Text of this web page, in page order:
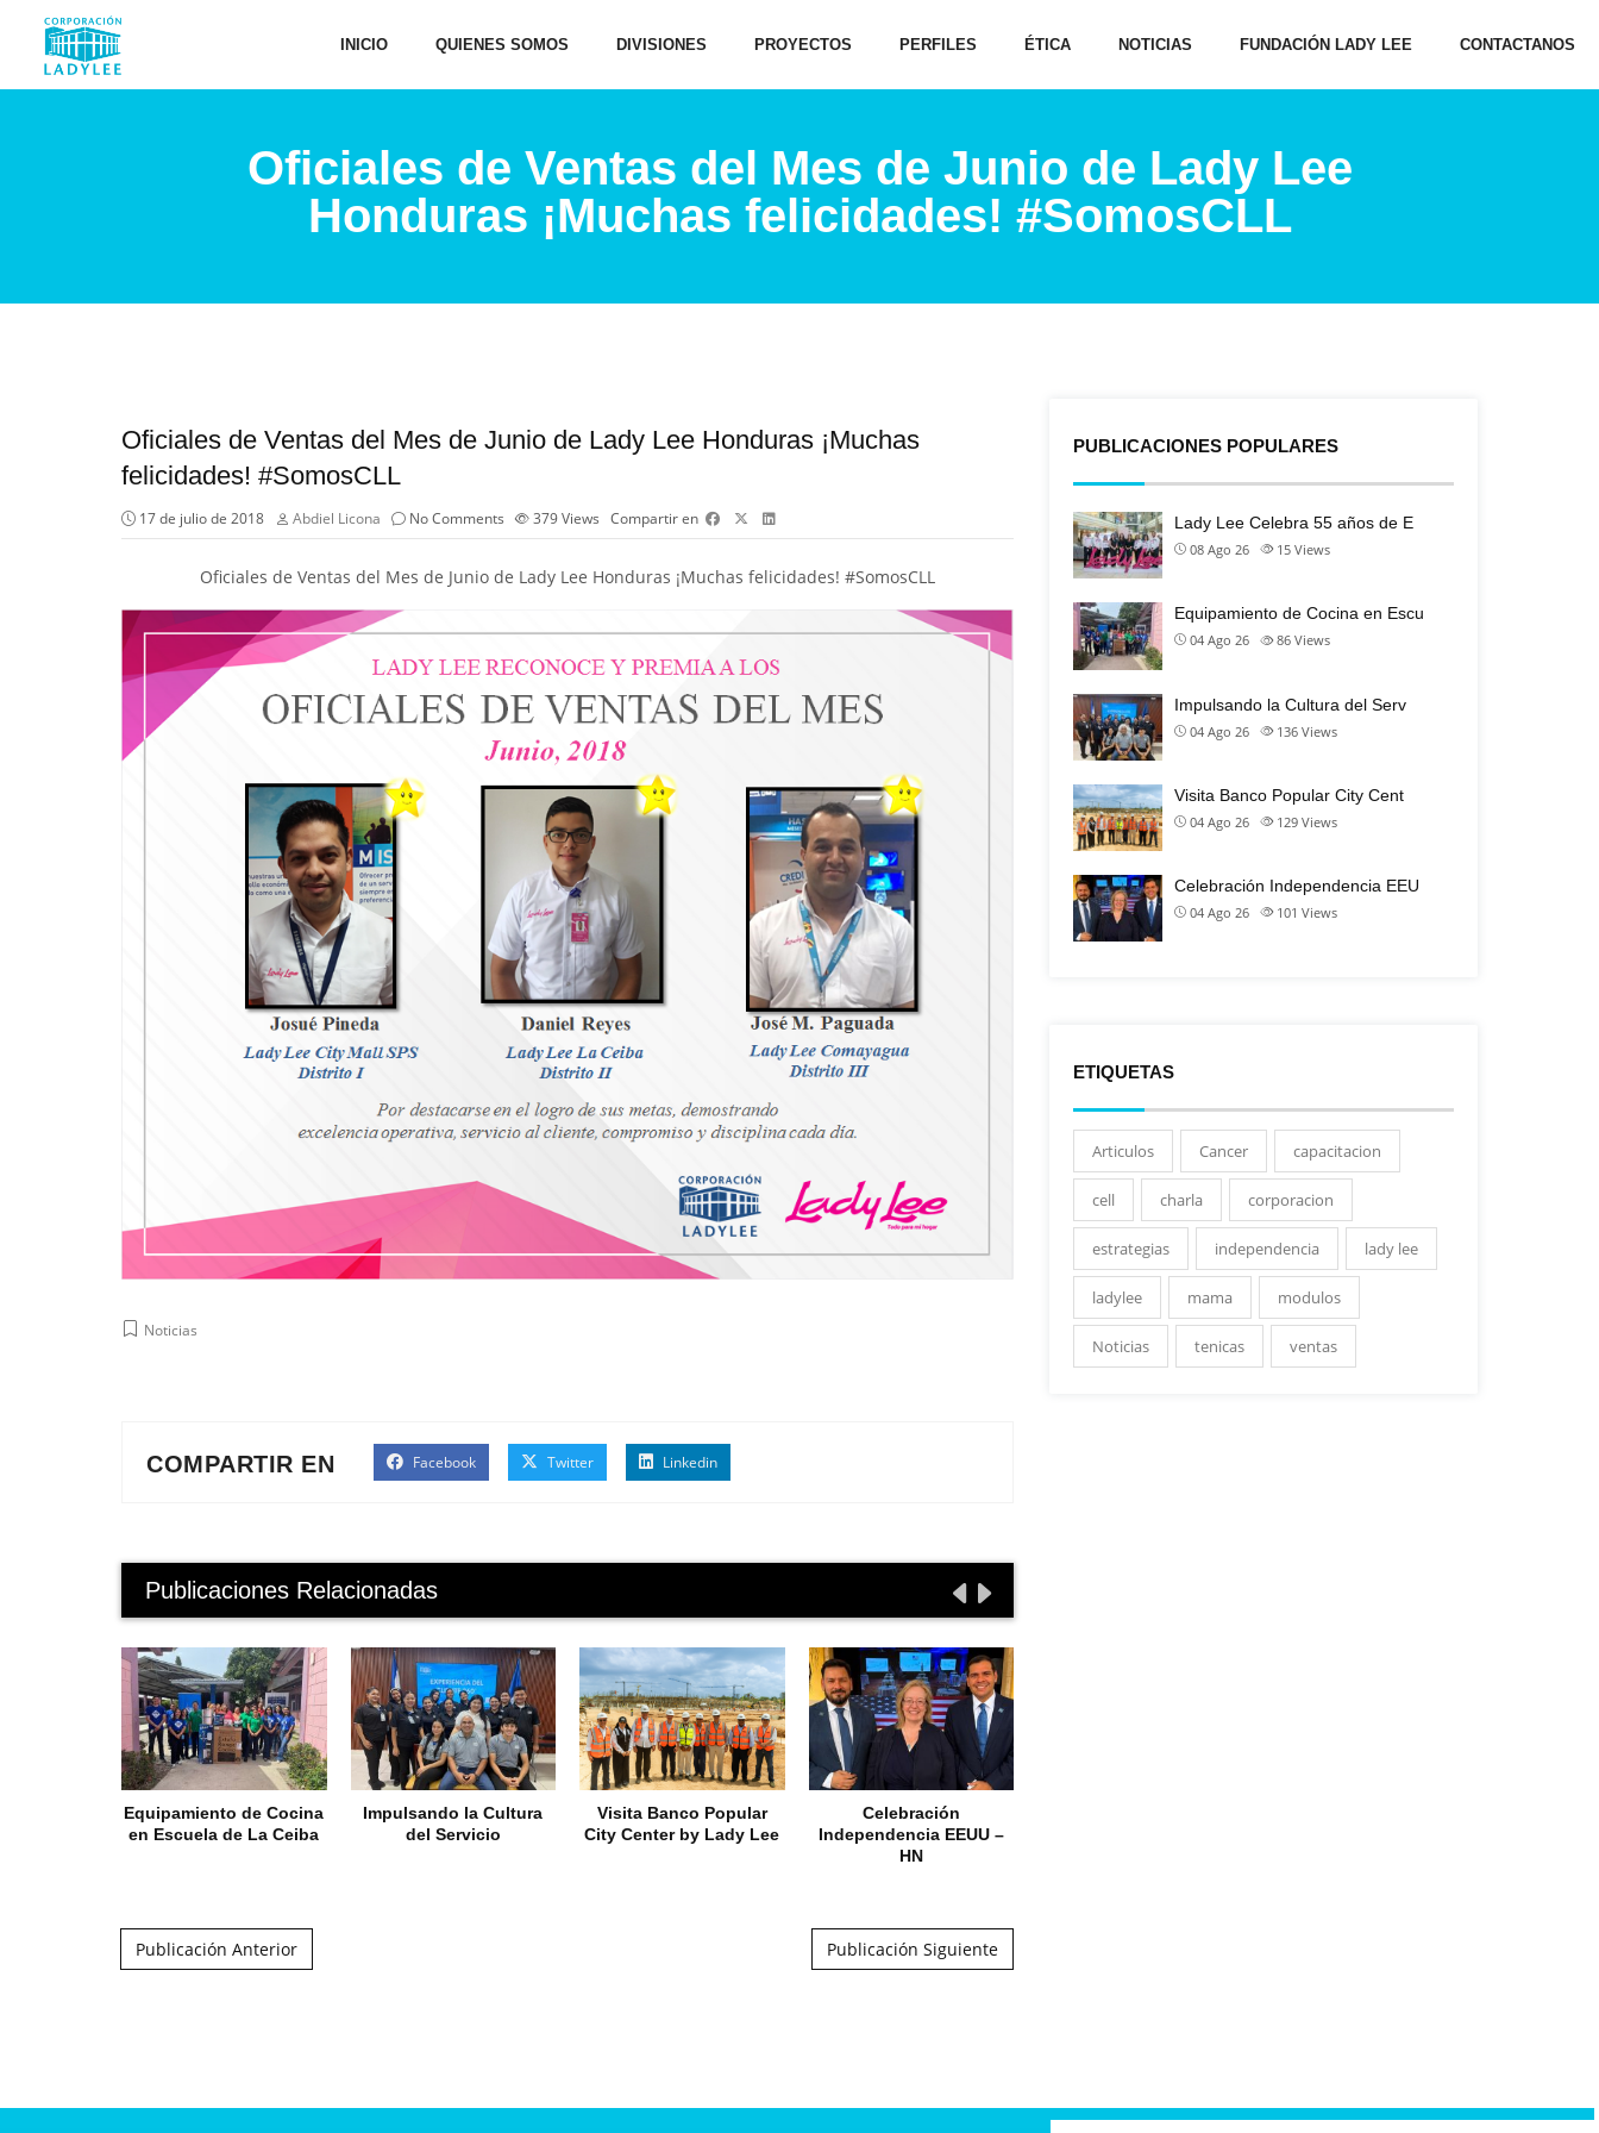
INICIO QUIENES SOMOS DIVISIONES PROYECTOS PERFILES ÉTICA NOTICIAS FUNDACIÓN LADY LEE CONTACTANOS
Oficiales de Ventas del Mes de Junio de Lady Lee
Honduras ¡Muchas felicidades! #SomosCLL
Oficiales de Ventas del Mes de Junio de Lady Lee Honduras ¡Muchas
felicidades! #SomosCLL
17 de julio de 2018 Abdiel Licona No Comments 379Views Compartir en
Oficiales de Ventas del Mes de Junio de Lady Lee Honduras ¡Muchas felicidades! #SomosCLL
Noticias
COMPARTIR EN Facebook Twitter Linkedin
Publicaciones Relacionadas
Equipamiento de Cocina
en Escuela de La Ceiba
Impulsando la Cultura
del Servicio
Visita Banco Popular
City Center by Lady Lee
Celebración
Independencia EEUU –
HN
Publicación Anterior Publicación Siguiente
PUBLICACIONES POPULARES
Lady Lee Celebra 55 años de E
08 Ago 26 15 Views
Equipamiento de Cocina en Escu
04 Ago 26 86 Views
Impulsando la Cultura del Serv
04 Ago 26 136 Views
Visita Banco Popular City Cent
04 Ago 26 129 Views
Celebración Independencia EEU
04 Ago 26 101 Views
ETIQUETAS
Articulos Cancer capacitacion
cell charla corporacion
estrategias independencia lady lee
ladylee mama modulos
Noticias tenicas ventas